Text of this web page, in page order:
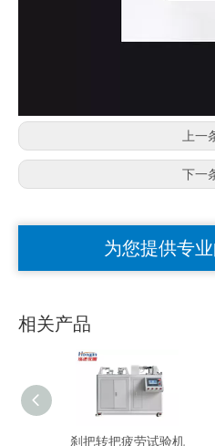
上一
下一
为您提供专
相关产品
刹把转把疲劳试验机